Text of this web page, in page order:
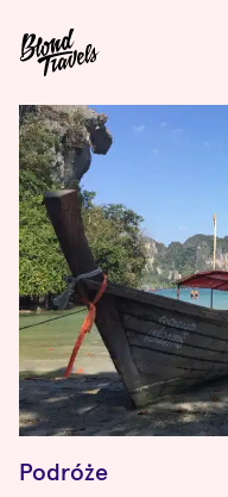
Podróże